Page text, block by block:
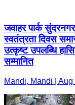
जवाहर पार्क
स्वतंत्रता दिवस
उत्कृष्ट उपलब्धि
सम्मानित
Mandi, Mandi |